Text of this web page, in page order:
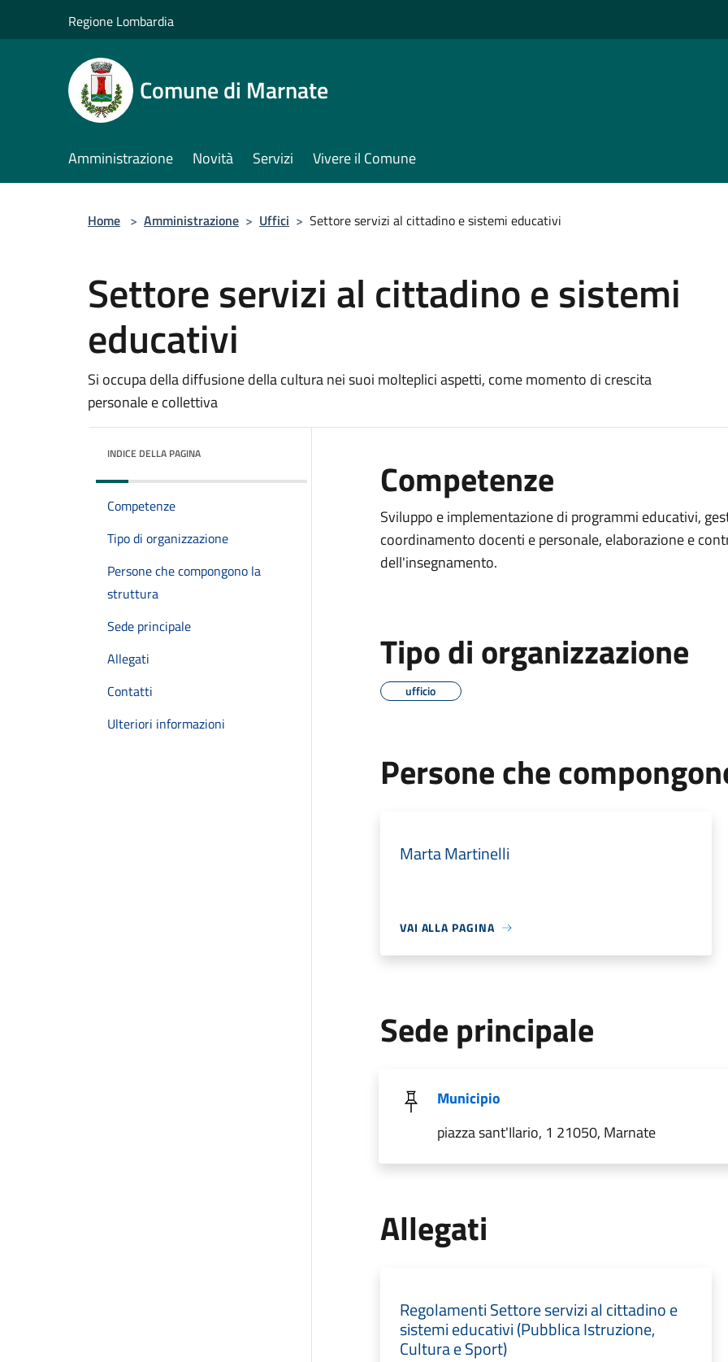
Regione Lombardia
Comune di Marnate
Amministrazione Novità Servizi Vivere il Comune
Home > Amministrazione > Uffici > Settore servizi al cittadino e sistemi educativi
Settore servizi al cittadino e sistemi
educativi
Si occupa della diffusione della cultura nei suoi molteplici aspetti, come momento di crescita
personale e collettiva
INDICE DELLA PAGINA
Competenze
Tipo di organizzazione
Persone che compongono la
struttura
Sede principale
Allegati
Contatti
Ulteriori informazioni
Competenze
Sviluppo e implementazione di programmi educativi,
coordinamento docenti e personale, elaborazione e
dell'insegnamento.
Tipo di organizzazione
ufficio
Persone che
Marta Martinelli
VAI ALLA PAGINA
Sede principale
Municipio
piazza sant'Ilario, 1 21050, Marnate
Allegati
Regolamenti Settore servizi al cittadino e
sistemi educativi (Pubblica Istruzione,
Cultura e Sport)